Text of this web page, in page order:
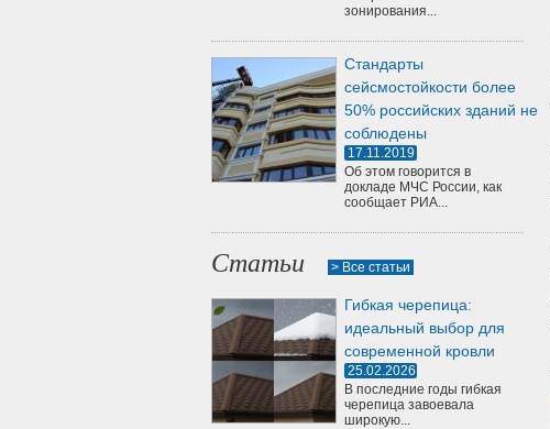
зонирования...
Стандарты
сейсмостойкости более
50% российских зданий не
соблюдены
17.11.2019
Об этом говорится в
докладе МЧС России, как
сообщает РИА...
Статьи > Все статьи
Гибкая черепица:
идеальный выбор для
современной кровли
25.02.2026
В последние годы гибкая
черепица завоевала
широкую...